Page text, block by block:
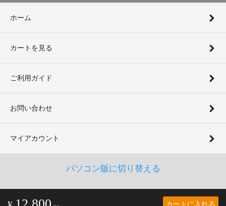
カートに入れる
ホーム
カートを見る
ご利用ガイド
お問い合わせ
マイアカウント
パソコン版に切り替える